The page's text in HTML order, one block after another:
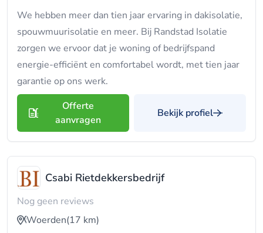
We hebben meer dan tien jaar ervaring in dakisolatie,
spouwmuurisolatie en meer. Bij Randstad Isolatie
zorgen we ervoor dat je woning of bedrijfspand
energie-efficiënt en comfortabel wordt, met tien jaar
garantie op ons werk.
Offerte
aanvragen
Bekijk profiel
Csabi Rietdekkersbedrijf
Nog geen reviews
Woerden(17 km)